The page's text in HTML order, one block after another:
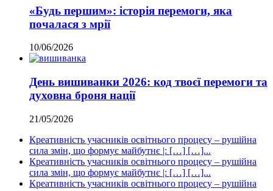
«Будь першим»: історія перемоги, яка
почалася з мрії
10/06/2026
День вишиванки 2026: код твоєї перемоги та
духовна броня нації
21/05/2026
Креативність учасників освітнього процесу – рушійна
сила змін, що формує майбутнє |: […] […]...
Креативність учасників освітнього процесу – рушійна
сила змін, що формує майбутнє |: […] […]...
Креативність учасників освітнього процесу – рушійна